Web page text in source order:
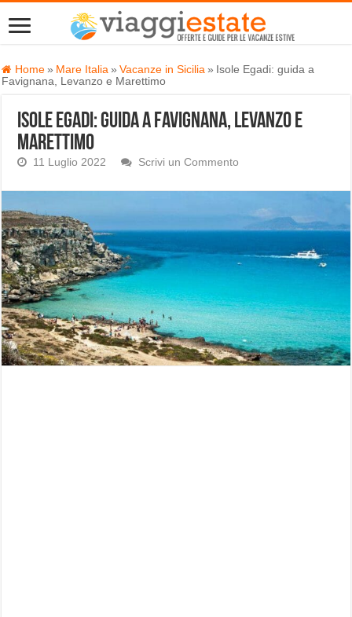
Home » Mare Italia » Vacanze in Sicilia » Isole Egadi: guida a
Favignana, Levanzo e Marettimo
Isole Egadi: guida a Favignana, Levanzo e
Marettimo
11 Luglio 2022 Scrivi un Commento